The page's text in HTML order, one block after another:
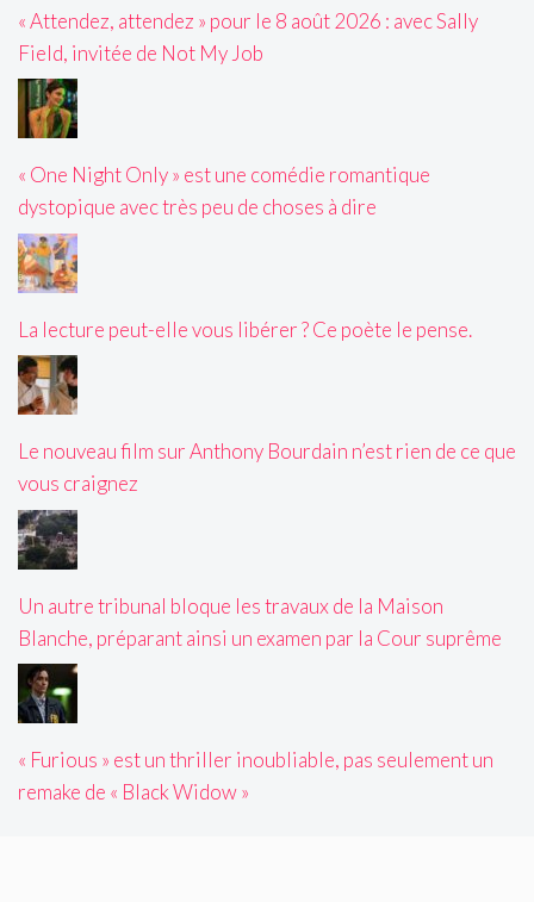
« Attendez, attendez » pour le 8 août 2026 : avec Sally
Field, invitée de Not My Job
« One Night Only » est une comédie romantique
dystopique avec très peu de choses à dire
La lecture peut-elle vous libérer ? Ce poète le pense.
Le nouveau film sur Anthony Bourdain n’est rien de ce que
vous craignez
Un autre tribunal bloque les travaux de la Maison
Blanche, préparant ainsi un examen par la Cour suprême
« Furious » est un thriller inoubliable, pas seulement un
remake de « Black Widow »